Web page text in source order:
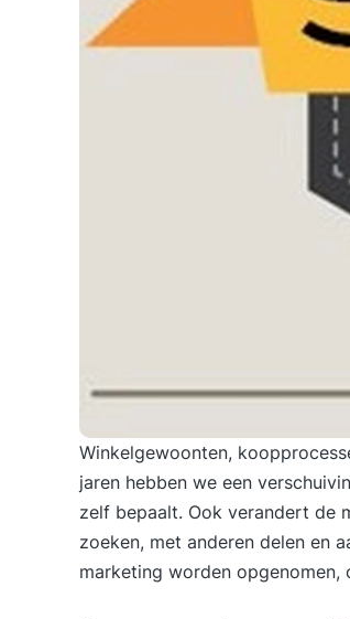
Winkelgewoonten,
jaren hebben we een
zelf bepaalt. Ook verandert de
zoeken, met anderen delen en
marketing worden opgenomen,